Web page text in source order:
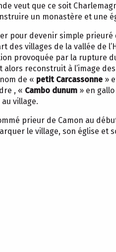
veut que ce soit
un monastère et une
pour devenir simple prieuré
des villages de la vallée de
provoquée par la rupture
alors reconstruit à l’image
de « petit Carcassonne »
, « Cambo dunum » en
village.
prieur de Camon au
le village, son église et